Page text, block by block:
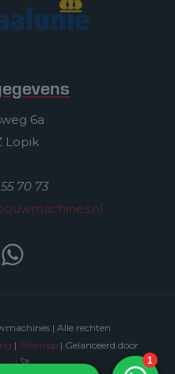
6a
Lopik
70 73
| Alle rechten
| Sitemap | Gelanceerd door
🚀